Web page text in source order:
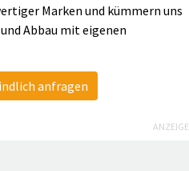
Marken und kümmern uns
Abbau mit eigenen
anfragen
ANZEIGE